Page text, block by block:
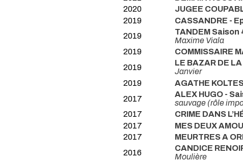
2020
JUGEE
2019
CASSANDRE -
2019
TANDEM Saison
Maxime Viala
2019
COMMISSAIRE
2019
LE BAZAR DE
Janvier
2019
AGATHE
2017
ALEX HUGO -
sauvage (rôle
2017
CRIME DANS
2017
MES DEUX
2017
MEURTRES A
2016
CANDICE
Moulière